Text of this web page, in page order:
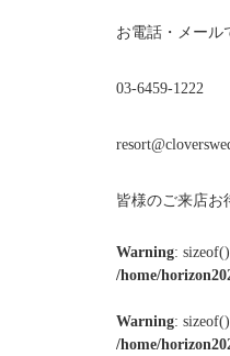
お電話・メー
03-6459-1222
皆様のご来店お
Warning:
/home/
Warning:
/home/